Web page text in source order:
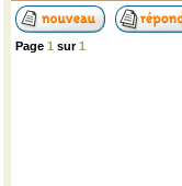
Page 1 sur1